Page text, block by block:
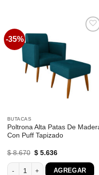
-35%
BUTACAS
Poltrona Alta Patas De
Con Puff Tapizado
$8.670 El
original
era:
$5.636El
actual
es:
Poltrona Alta Patas De Madera
AGREGAR